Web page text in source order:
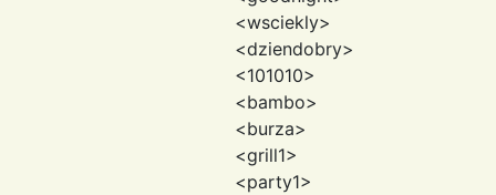
<wsciekly>
<dziendobry>
<101010>
<bambo>
<burza>
<grill1>
<party1>